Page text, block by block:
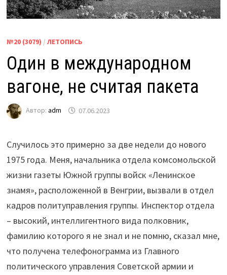
№20 (3079) / ЛЕТОПИСЬ
Один в международном
вагоне, не считая пакета
Автор: adm 07.06.2023
Случилось это примерно за две недели до нового
1975 года. Меня, начальника отдела комсомольской
жизни газеты Южной группы войск «Ленинское
знамя», расположенной в Венгрии, вызвали в отдел
кадров политуправления группы. Инспектор отдела
– высокий, интеллигентного вида полковник,
фамилию которого я не знал и не помню, сказал мне,
что получена телефонограмма из Главного
политического управления Советской армии и